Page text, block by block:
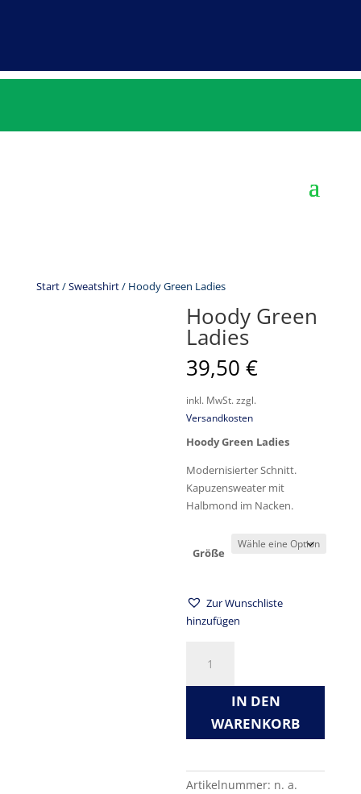
Start/Sweatshirt/ Hoody Green Ladies
Hoody Green
Ladies
39,50€
inkl. MwSt. zzgl.
Versandkosten
Hoody Green Ladies
Modernisierter Schnitt.
Kapuzensweater mit
Halbmond im Nacken.
Größe
Zur Wunschliste
hinzufügen
Green
Ladies
IN DEN
WARENKORB
Artikelnummer: n. a.